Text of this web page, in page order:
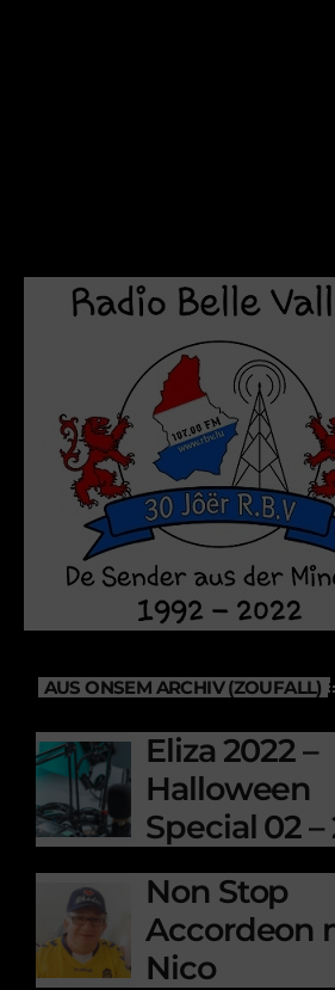
AUS ONSEM ARCHIV (ZOUFALL)
Eliza 2022 –
Halloween
Special 02 –
10-31
Non Stop
Accordeon
Nico